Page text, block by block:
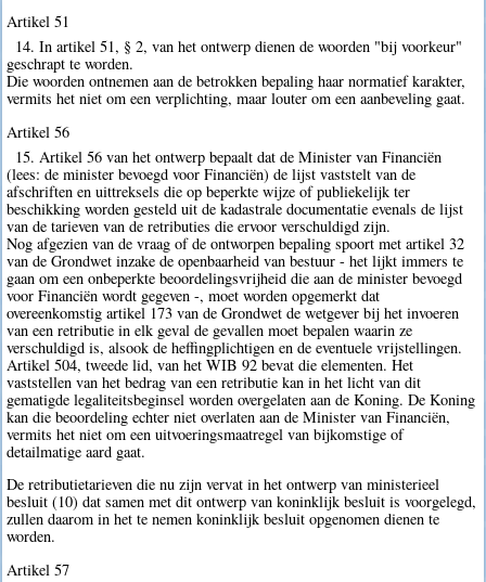
Artikel 51
14. In artikel 51, § 2, van het ontwerp dienen de woorden "bij voorkeur"
geschrapt te worden.
Die woorden ontnemen aan de betrokken bepaling haar normatief karakter,
vermits het niet om een verplichting, maar louter om een aanbeveling gaat.
Artikel 56
15. Artikel 56 van het ontwerp bepaalt dat de Minister van Financiën
(lees: de minister bevoegd voor Financiën) de lijst vaststelt van de
afschriften en uittreksels die op beperkte wijze of publiekelijk ter
beschikking worden gesteld uit de kadastrale documentatie evenals de lijst
van de tarieven van de retributies die ervoor verschuldigd zijn.
Nog afgezien van de vraag of de ontworpen bepaling spoort met artikel 32
van de Grondwet inzake de openbaarheid van bestuur - het lijkt immers te
gaan om een onbeperkte beoordelingsvrijheid die aan de minister bevoegd
voor Financiën wordt gegeven -, moet worden opgemerkt dat
overeenkomstig artikel 173 van de Grondwet de wetgever bij het invoeren
van een retributie in elk geval de gevallen moet bepalen waarin ze
verschuldigd is, alsook de heffingplichtigen en de eventuele vrijstellingen.
Artikel 504, tweede lid, van het WIB 92 bevat die elementen. Het
vaststellen van het bedrag van een retributie kan in het licht van dit
gematigde legaliteitsbeginsel worden overgelaten aan de Koning. De Koning
kan die beoordeling echter niet overlaten aan de Minister van Financiën,
vermits het niet om een uitvoeringsmaatregel van bijkomstige of
detailmatige aard gaat.
De retributietarieven die nu zijn vervat in het ontwerp van ministerieel
besluit (10) dat samen met dit ontwerp van koninklijk besluit is voorgelegd,
zullen daarom in het te nemen koninklijk besluit opgenomen dienen te
worden.
Artikel 57